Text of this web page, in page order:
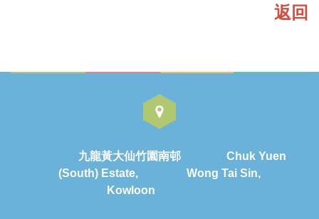
返回
九龍黃大仙竹園南邨 Chuk Yuen
(South) Estate, Wong Tai Sin,
Kowloon